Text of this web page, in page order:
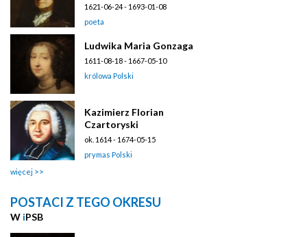
1621-06-24 - 1693-01-08
poeta
Ludwika Maria Gonzaga
1611-08-18 - 1667-05-10
królowa Polski
Kazimierz Florian
Czartoryski
ok. 1614 - 1674-05-15
prymas Polski
więcej
POSTACI Z TEGO OKRESU
W iPSB